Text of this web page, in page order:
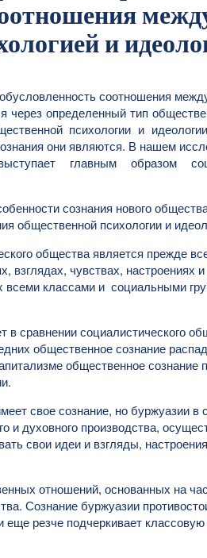
и
соотношения
через определенный тип
психологии и
они являются. В нашем
главным образом
сознания нового
общественной психологии и
общества является прежде
чувствах, настроениях и
классами и социальными
в сравнении социалистического
общественное сознание
общественное сознание
свое сознание, но буржуазии в
и духовного производства,
свои идеи и взгляды,
отношений, основанных на
Сознание буржуазии
резче подчеркивает